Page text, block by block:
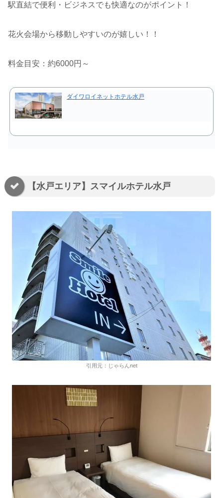
駅直結で便利・ビジネスでも快適なのがポイント！
花火会場から移動しやすいのが嬉しい！！
料金目安：約6000円～
ダイワロイネットホテル水戸
【水戸エリア】スマイルホテル水戸
引用元：じゃらんnet